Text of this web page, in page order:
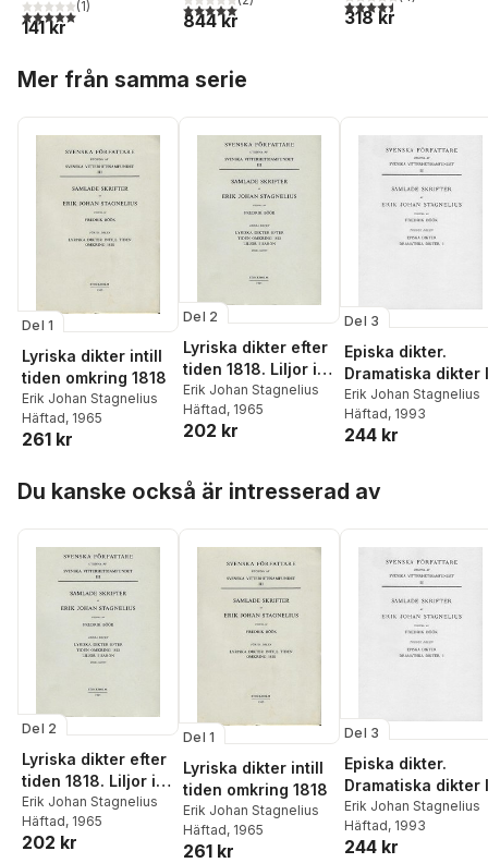
5,0utav 5 stjärnor. Totalt antal röster:
(1)
141 kr
5,0utav 5 stjärnor. Totalt antal röster:
844 kr
4,5utav 5 stjärnor.
318 kr
Mer från samma serie
Del 1
Lyriska dikter intill
tiden omkring 1818
Erik Johan Stagnelius
Häftad, 1965
261 kr
Del 2
Lyriska dikter efter
tiden 1818. Liljor i
Saron
Erik Johan Stagnelius
Häftad, 1965
202 kr
Del 3
Episka dikter.
Dramatiska dikter I
Erik Johan Stagnelius
Häftad, 1993
244 kr
Du kanske också är intresserad av
Del 2
Lyriska dikter efter
tiden 1818. Liljor i
Saron
Erik Johan Stagnelius
Häftad, 1965
202 kr
Del 1
Lyriska dikter intill
tiden omkring 1818
Erik Johan Stagnelius
Häftad, 1965
261 kr
Del 3
Episka dikter.
Dramatiska dikter I
Erik Johan Stagnelius
Häftad, 1993
244 kr